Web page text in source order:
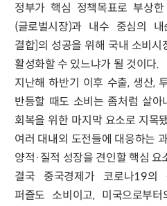
정부가 핵심 정책목표로 부상
(글로벌시장)과 내수 중심의
결합]의 성공을 위해 국내 소비
활성화할 수 있느냐가 될 것이다.
지난해 하반기 이후 수출, 생산,
반등할 때도 소비는 좀처럼 살
회복을 위한 마지막 요소로 지목
여러 대내외 도전들에 대응하는
양적·질적 성장을 견인할 핵심 요
결국 중국경제가 코로나19의
퍼즐도 소비이고, 미국으로부